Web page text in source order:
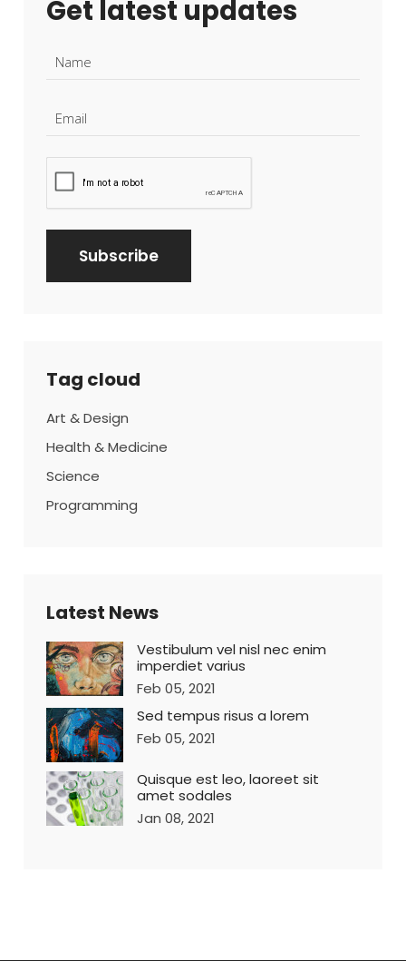
Get latest updates
Tag cloud
Art & Design
Health & Medicine
Science
Programming
Latest News
Vestibulum vel nisl nec enim
imperdiet varius
Feb 05, 2021
Sed tempus risus a lorem
Feb 05, 2021
Quisque est leo, laoreet sit
amet sodales
Jan 08, 2021